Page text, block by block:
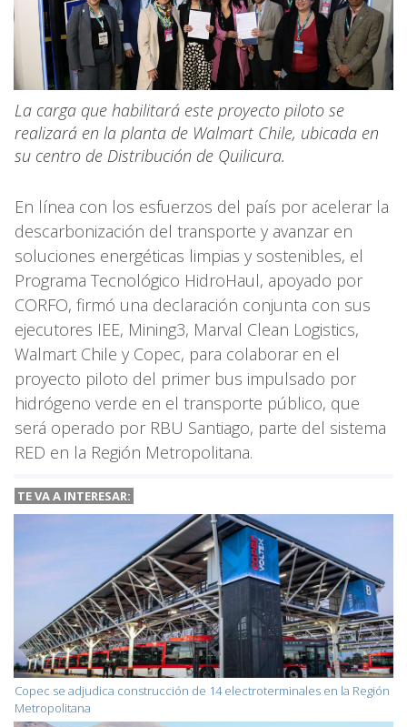
La carga que habilitará este proyecto piloto se
realizará en la planta de Walmart Chile, ubicada en
su centro de Distribución de Quilicura.
En línea con los esfuerzos del país por acelerar la
descarbonización del transporte y avanzar en
soluciones energéticas limpias y sostenibles, el
Programa Tecnológico HidroHaul, apoyado por
CORFO, firmó una declaración conjunta con sus
ejecutores IEE, Mining3, Marval Clean Logistics,
Walmart Chile y Copec, para colaborar en el
proyecto piloto del primer bus impulsado por
hidrógeno verde en el transporte público, que
será operado por RBU Santiago, parte del sistema
RED en la Región Metropolitana.
TE VA A INTERESAR:
Copec se adjudica construcción de 14 electroterminales en la Región
Metropolitana